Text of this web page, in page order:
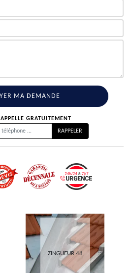
GRATUITEMENT
ZINGUEUR 48